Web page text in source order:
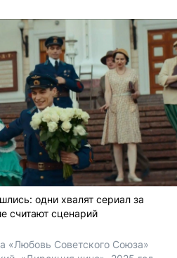
одни хвалят сериал за
считают сценарий
«Любовь Советского Союза»